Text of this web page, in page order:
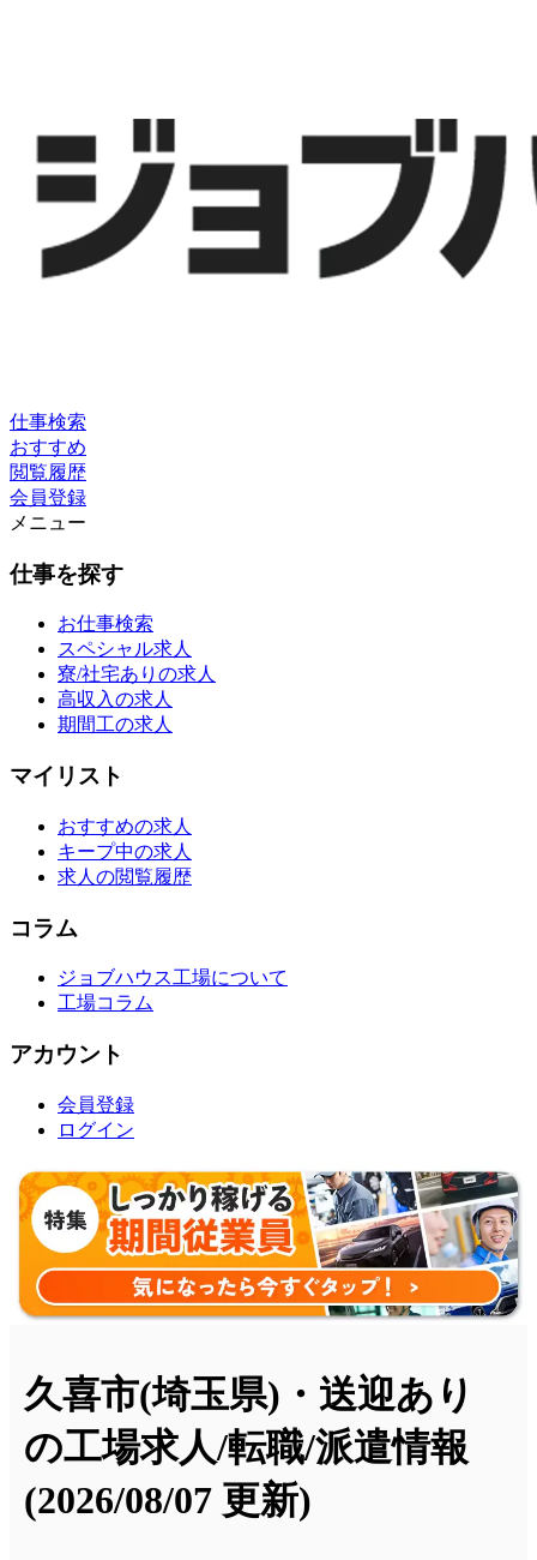
仕事検索
おすすめ
閲覧履歴
会員登録
メニュー
仕事を探す
お仕事検索
スペシャル求人
寮/社宅ありの求人
高収入の求人
期間工の求人
マイリスト
おすすめの求人
キープ中の求人
求人の閲覧履歴
コラム
ジョブハウス工場について
工場コラム
アカウント
会員登録
ログイン
久喜市(埼玉県)・送迎あり
の工場求人/転職/派遣情報
(2026/08/07 更新)